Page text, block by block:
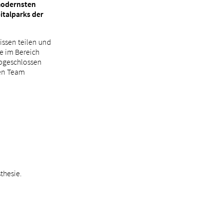
der
teilen und
im Bereich
Team